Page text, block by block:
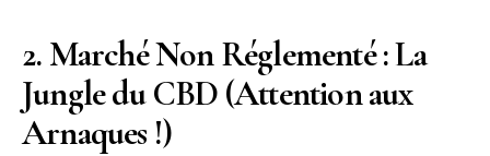
2. Marché Non Réglementé : La
Jungle du CBD (Attention aux
Arnaques !)